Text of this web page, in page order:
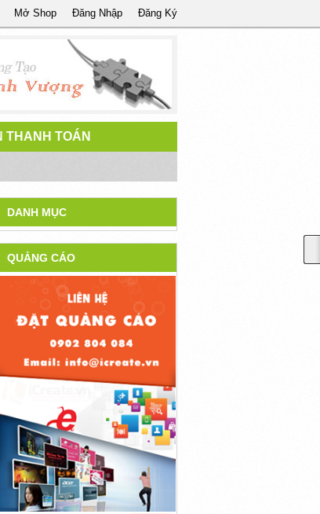
Đăng Ký
Đăng Nhập
Mở Shop
THANH TOÁN
Hạ Thảo Đà
Đông Trùng Hạ Thảo
>
DANH MỤC
QUẢNG CÁO